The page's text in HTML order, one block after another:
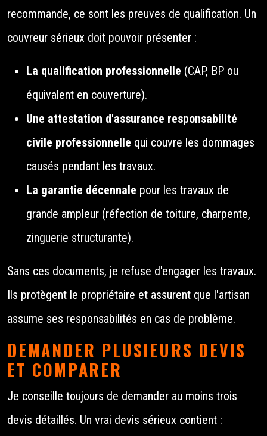
recommande, ce sont les preuves de qualification. Un
couvreur sérieux doit pouvoir présenter :
La qualification professionnelle (CAP, BP ou
équivalent en couverture).
Une attestation d'assurance responsabilité
civile professionnelle qui couvre les dommages
causés pendant les travaux.
La garantie décennale pour les travaux de
grande ampleur (réfection de toiture, charpente,
zinguerie structurante).
Sans ces documents, je refuse d'engager les travaux.
Ils protègent le propriétaire et assurent que l'artisan
assume ses responsabilités en cas de problème.
DEMANDER PLUSIEURS DEVIS
ET COMPARER
Je conseille toujours de demander au moins trois
devis détaillés. Un vrai devis sérieux contient :